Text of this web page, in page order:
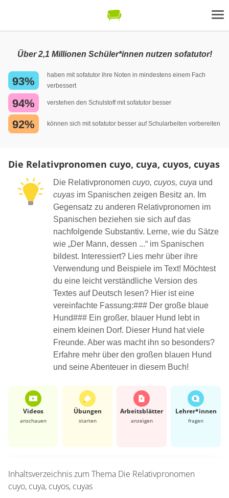
Über 2,1 Millionen Schüler*innen nutzen sofatutor!
93%
haben mit sofatutor ihre Noten in mindestens einem Fach
verbessert
94% verstehen den Schulstoff mit sofatutor besser
92% können sich mit sofatutor besser auf Schularbeiten vorbereiten
Die Relativpronomen cuyo, cuya, cuyos, cuyas
Die Relativpronomen cuyo, cuyos, cuya und
cuyas im Spanischen zeigen Besitz an. Im
Gegensatz zu anderen Relativpronomen im
Spanischen beziehen sie sich auf das
nachfolgende Substantiv. Lerne, wie du Sätze
wie „Der Mann, dessen ...“ im Spanischen
bildest. Interessiert? Lies mehr über ihre
Verwendung und Beispiele im Text! Möchtest
du eine leicht verständliche Version des
Textes auf Deutsch lesen? Hier ist eine
vereinfachte Fassung:### Der große blaue
Hund### Ein großer, blauer Hund lebt in
einem kleinen Dorf. Dieser Hund hat viele
Freunde. Aber was macht ihn so besonders?
Erfahre mehr über den großen blauen Hund
und seine Abenteuer in diesem Buch!
Videos
anschauen
Übungen
starten
Arbeits­blätter
anzeigen
Lehrer*​innen
fragen
Inhaltsverzeichnis zum Thema Die Relativpronomen
cuyo, cuya, cuyos, cuyas